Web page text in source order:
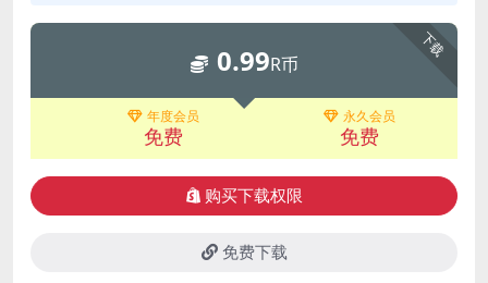
下载
0.99R币
年度会员
免费
永久会员
免费
购买下载权限
免费下载